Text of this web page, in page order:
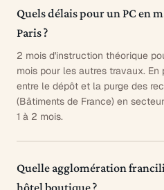
Quels délais pour un PC en
Paris ?
2 mois d'instruction théorique
mois pour les autres travaux.
entre le dépôt et la purge des
(Bâtiments de France) en
1 à 2 mois.
Quelle agglomération
hôtel boutique ?